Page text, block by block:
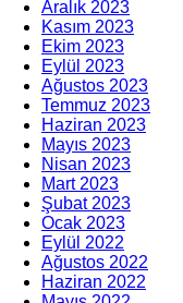
Aralık 2023
Kasım 2023
Ekim 2023
Eylül 2023
Ağustos 2023
Temmuz 2023
Haziran 2023
Mayıs 2023
Nisan 2023
Mart 2023
Şubat 2023
Ocak 2023
Eylül 2022
Ağustos 2022
Haziran 2022